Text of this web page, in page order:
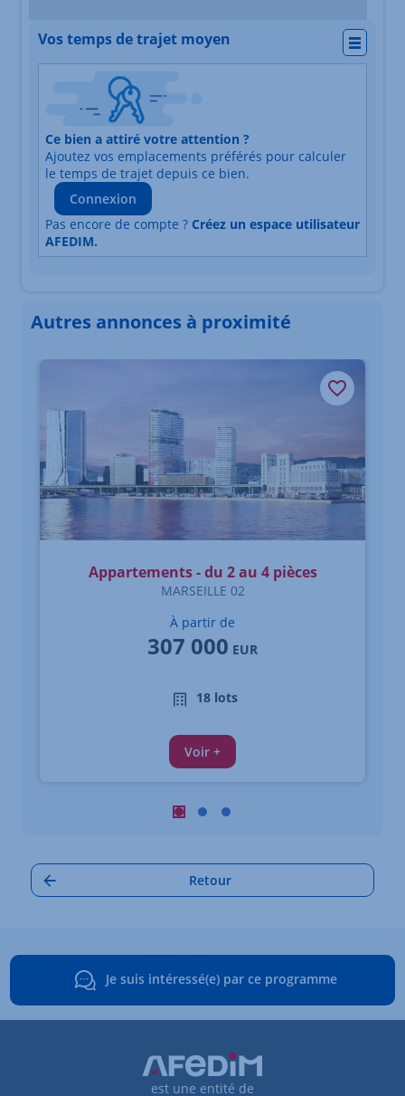
Vos temps de trajet moyen
Nature du lieu
Adresse
Durée du trajet en voiture
Durée du trajet en
Ce bien a attiré votre attention ?
Ajoutez vos emplacements préférés pour calculer
le temps de trajet depuis ce bien.
Connexion
Pas encore de compte ? Créez un espace utilisateur
AFEDIM.
Autres annonces à proximité
Carrousel : Autres annonces à
Carrousel : Autres annonces à
Carrousel : Autres
Appartements - du 2 au 4 pièces
MARSEILLE 02
À partir de
307 000 EUR
18 lots
Voir +
Retour
Je suis intéressé(e) par ce programme
est une entité de